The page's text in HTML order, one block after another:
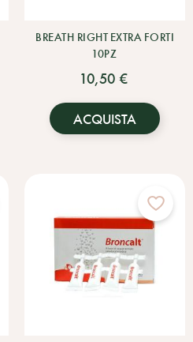
BREATH RIGHT EXTRA FORTI
10PZ
10,50 €
ACQUISTA